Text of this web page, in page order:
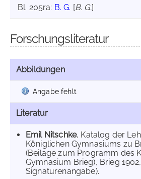
Bl. 205ra: B. G. [B. G.]
Forschungsliteratur
Abbildungen
Angabe fehlt
Literatur
Emil Nitschke, Katalog der
Königlichen Gymnasiums zu
(Beilage zum Programm des
Gymnasium Brieg), Brieg
Signaturenangabe).